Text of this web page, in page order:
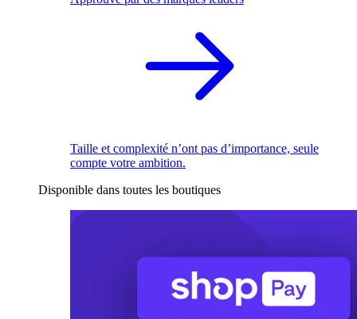
Taille et complexité n’ont pas d’importance, seule
compte votre ambition.
Disponible dans toutes les boutiques